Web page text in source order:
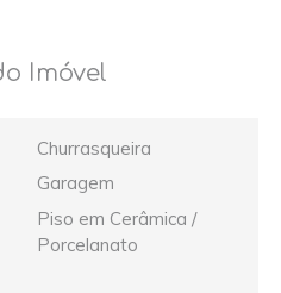
Imóvel
Churrasqueira
Garagem
Piso em Cerâmica /
Porcelanato